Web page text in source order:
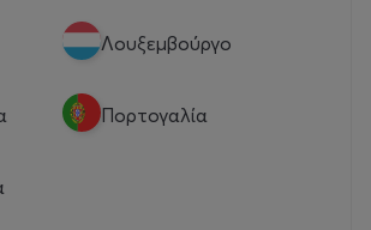
Λουξεμβούργο
Πορτογαλία